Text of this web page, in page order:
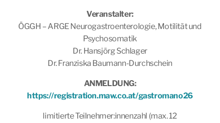
Veranstalter:
ÖGGH – ARGE Neurogastroenterologie, Motilität und
Psychosomatik
Dr. Hansjörg Schlager
Dr. Franziska Baumann-Durchschein
ANMELDUNG:
https://registration.maw.co.at/gastromano26
limitierte Teilnehmer:innenzahl (max. 12